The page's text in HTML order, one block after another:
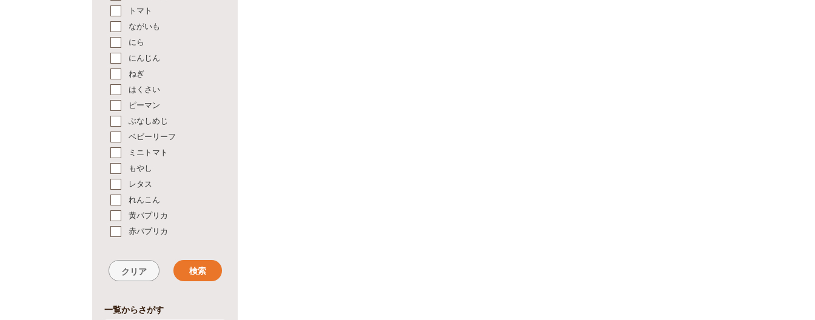
トマト
ながいも
にら
にんじん
ねぎ
はくさい
ピーマン
ぶなしめじ
ベビーリーフ
ミニトマト
もやし
レタス
れんこん
黄パプリカ
赤パプリカ
クリア 検索
一覧からさがす